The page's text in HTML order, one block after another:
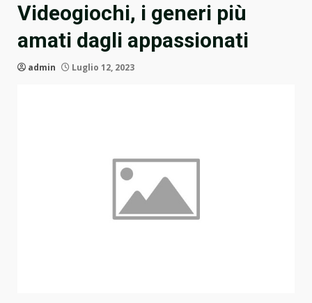
Videogiochi, i generi più
amati dagli appassionati
admin Luglio 12, 2023